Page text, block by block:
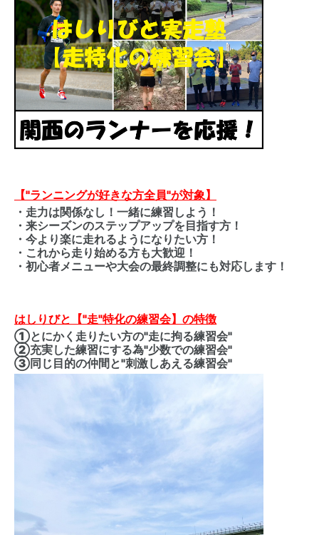
【"ランニングが好きな方全員"が対象】
・走力は関係なし！一緒に練習しよう！
・来シーズンのステップアップを目指す方！
・今より楽に走れるようになりたい方！
・これから走り始める方も大歓迎！
・初心者メニューや大会の最終調整にも対応します！
はしりびと【"走"特化の練習会】の特徴
①とにかく走りたい方の"走に拘る練習会"
②充実した練習にする為"少数での練習会"
③同じ目的の仲間と"刺激しあえる練習会"